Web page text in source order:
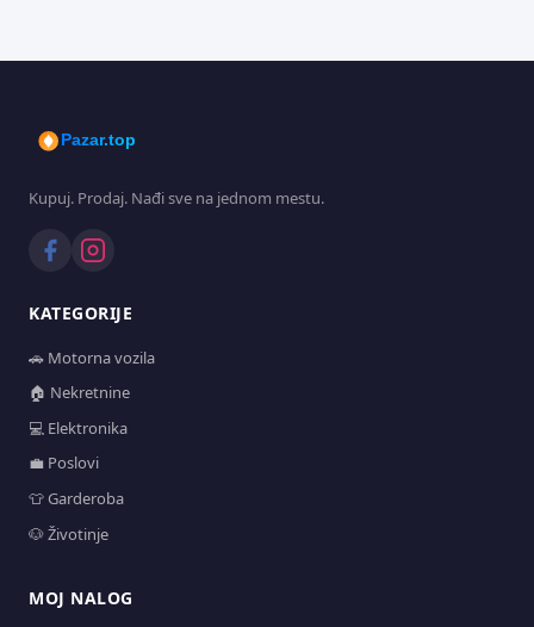
Pazar.top
Kupuj. Prodaj. Nađi sve na jednom mestu.
KATEGORIJE
🚗 Motorna vozila
🏠 Nekretnine
💻 Elektronika
💼 Poslovi
👕 Garderoba
🐶 Životinje
MOJ NALOG